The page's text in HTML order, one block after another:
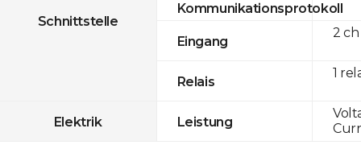
Schnittstelle
Kommunikationsprotokoll
Eingang
Relais
Elektrik Leistung
2 ch
1